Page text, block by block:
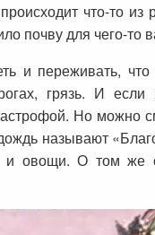
что-то из
почву для чего-то
и переживать,
грязь. И
Но можно
называют
и овощи. О том же